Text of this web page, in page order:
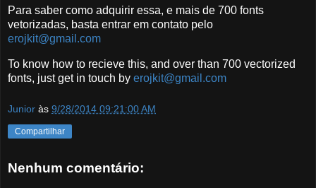
Para saber como adquirir essa, e mais de 700 fonts
vetorizadas, basta entrar em contato pelo
erojkit@gmail.com
To know how to recieve this, and over than 700 vectorized
fonts, just get in touch by erojkit@gmail.com
Junior às 9/28/2014 09:21:00 AM
Compartilhar
Nenhum comentário: